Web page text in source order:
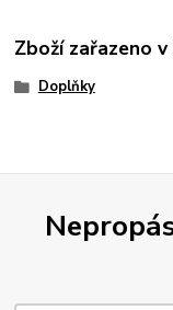
Zboží zařazeno
Doplňky